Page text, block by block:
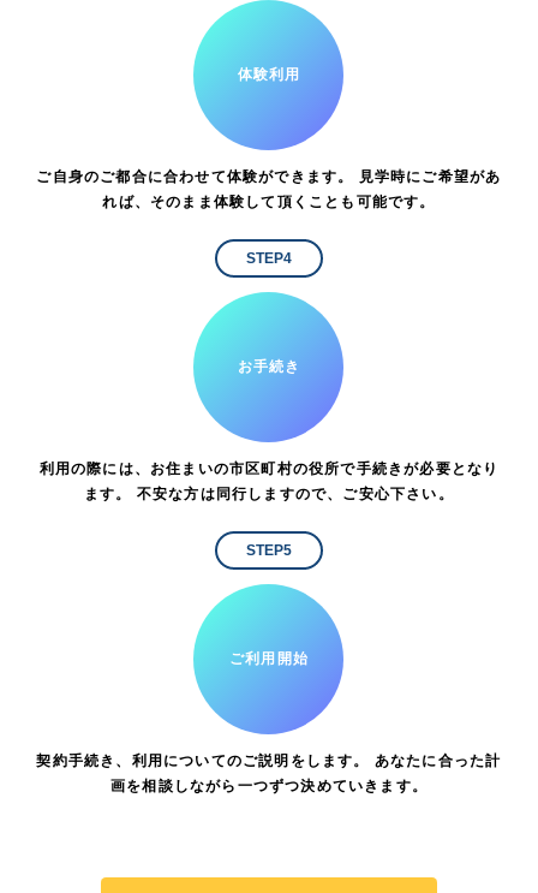
体験利用
ご自身のご都合に合わせて体験ができます。 見学時にご希望があ
れば、そのまま体験して頂くことも可能です。
STEP4
お手続き
利用の際には、お住まいの市区町村の役所で手続きが必要となり
ます。 不安な方は同行しますので、ご安心下さい。
STEP5
ご利用開始
契約手続き、利用についてのご説明をします。 あなたに合った計
画を相談しながら一つずつ決めていきます。